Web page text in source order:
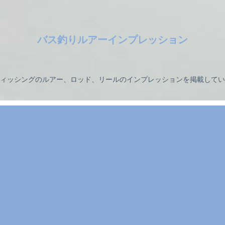
バス釣りルアーインプレッション
ッシングのルアー、ロッド、リールのインプレッションを掲載して